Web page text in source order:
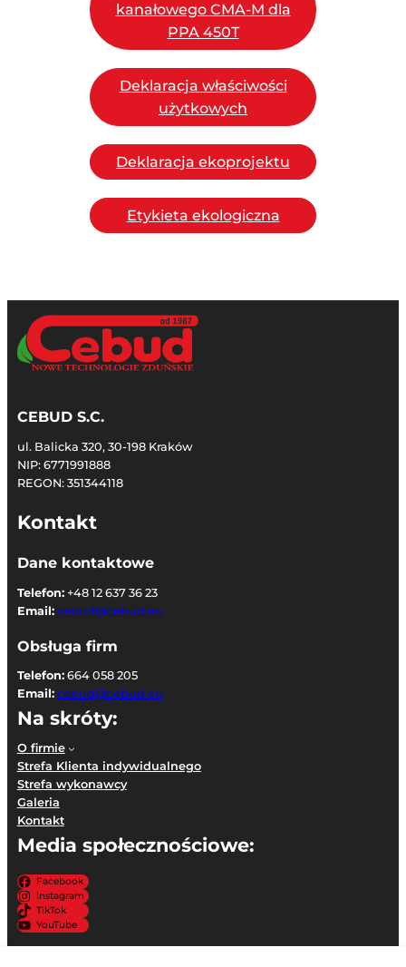
kanałowego CMA-M dla
PPA 450T
Deklaracja właściwości
użytkowych
Deklaracja ekoprojektu
Etykieta ekologiczna
CEBUD S.C.
ul. Balicka 320, 30-198 Kraków
NIP: 6771991888
REGON: 351344118
Kontakt
Dane kontaktowe
Telefon:+48 12 637 36 23
Email: cebud@cebud.eu
Obsługa firm
Telefon:664 058 205
Email: cebud@cebud.eu
Na skróty:
O firmie
Strefa Klienta indywidualnego
Strefa wykonawcy
Galeria
Kontakt
Media społecznościowe:
Facebook
Instagram
TikTok
YouTube